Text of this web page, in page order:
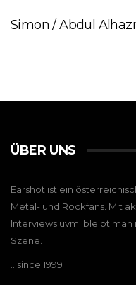
Simon / Abdul
ÜBER UNS
Earshot ist ein
Metal- und Rockfans. Mit
Interviews uvm. bleibt
Szene.
…since 1999